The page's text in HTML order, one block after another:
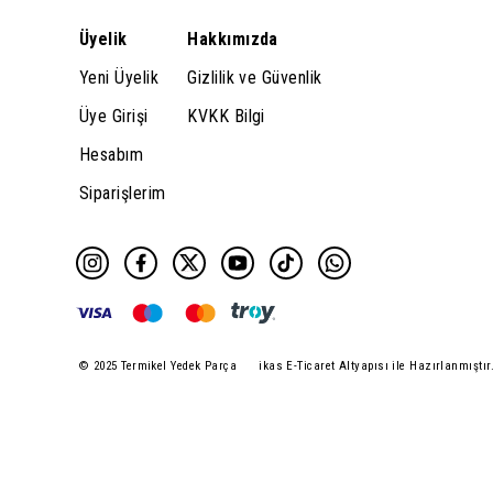
Üyelik
Yeni Üyelik
Üye Girişi
Hesabım
Siparişlerim
Hakkımızda
Gizlilik ve Güvenlik
KVKK Bilgi
© 2025 Termikel Yedek Parça ikas E-Ticaret Altyapısı ile Hazırlanmıştır.